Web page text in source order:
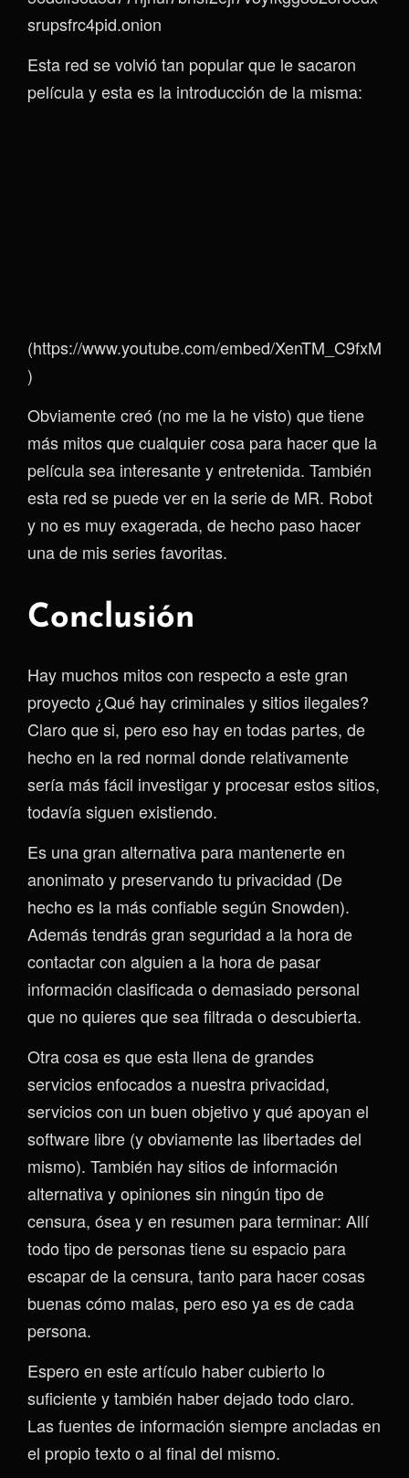
srupsfrc4pid.onion
Esta red se volvió tan popular que le sacaron
película y esta es la introducción de la misma:
(https://www.youtube.com/embed/XenTM_C9fxM
)
Obviamente creó (no me la he visto) que tiene
más mitos que cualquier cosa para hacer que la
película sea interesante y entretenida. También
esta red se puede ver en la serie de MR. Robot
y no es muy exagerada, de hecho paso hacer
una de mis series favoritas.
Conclusión
Hay muchos mitos con respecto a este gran
proyecto ¿Qué hay criminales y sitios ilegales?
Claro que si, pero eso hay en todas partes, de
hecho en la red normal donde relativamente
sería más fácil investigar y procesar estos sitios,
todavía siguen existiendo.
Es una gran alternativa para mantenerte en
anonimato y preservando tu privacidad (De
hecho es la más confiable según Snowden).
Además tendrás gran seguridad a la hora de
contactar con alguien a la hora de pasar
información clasificada o demasiado personal
que no quieres que sea filtrada o descubierta.
Otra cosa es que esta llena de grandes
servicios enfocados a nuestra privacidad,
servicios con un buen objetivo y qué apoyan el
software libre (y obviamente las libertades del
mismo). También hay sitios de información
alternativa y opiniones sin ningún tipo de
censura, ósea y en resumen para terminar: Allí
todo tipo de personas tiene su espacio para
escapar de la censura, tanto para hacer cosas
buenas cómo malas, pero eso ya es de cada
persona.
Espero en este artículo haber cubierto lo
suficiente y también haber dejado todo claro.
Las fuentes de información siempre ancladas en
el propio texto o al final del mismo.